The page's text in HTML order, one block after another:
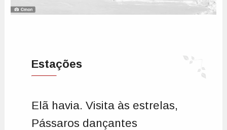
Estações
Elã havia. Visita às estrelas,
Pássaros dançantes